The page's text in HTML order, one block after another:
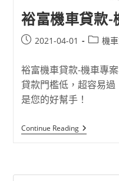
裕富機車貸款-
2021-04-01 機
裕富機車貸款-機車專
貸款門檻低，超容易
是您的好幫手！
Continue Reading